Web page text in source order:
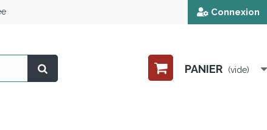
Connexion
PANIER (vide)